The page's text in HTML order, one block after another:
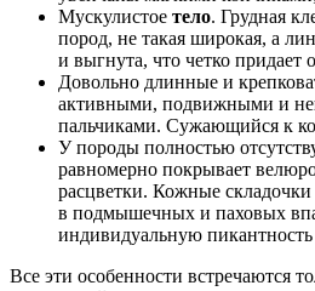
Мускулистое тело. Грудная
пород, не такая широкая, а
и выгнута, что четко придает
Довольно длинные и
активными, подвижными и
пальчиками. Сужающийся к
У породы полностью
равномерно покрывает
расцветки. Кожные
в подмышечных и паховых
индивидуальную
Все эти особенности встречаются